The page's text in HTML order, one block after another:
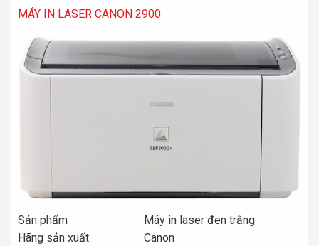
MÁY IN LASER CANON 2900
Sản phẩm
Máy in laser đen trắng
Hãng sản xuất
Canon